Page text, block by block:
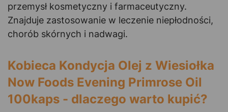
przemysł kosmetyczny i farmaceutyczny.
Znajduje zastosowanie w leczenie niepłodności,
chorób skórnych i nadwagi.
Kobieca Kondycja Olej z Wiesiołka
Now Foods Evening Primrose Oil
100kaps - dlaczego warto kupić?